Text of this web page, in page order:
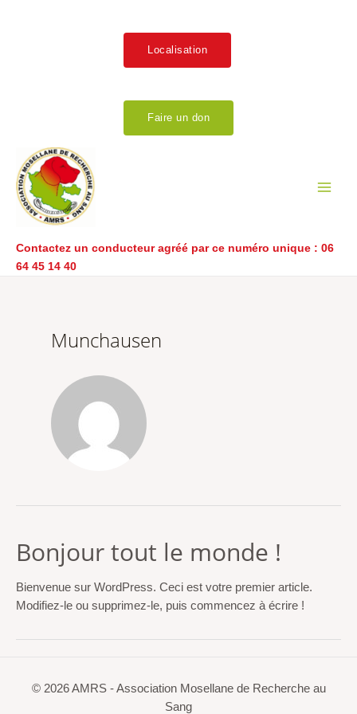
Localisation
Faire un don
Contactez un conducteur agréé par ce numéro unique : 06
64 45 14 40
Munchausen
Bonjour tout le monde !
Bienvenue sur WordPress. Ceci est votre premier article.
Modifiez-le ou supprimez-le, puis commencez à écrire !
© 2026 AMRS - Association Mosellane de Recherche au
Sang